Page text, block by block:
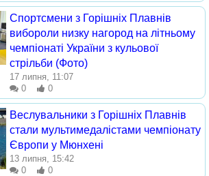
Спортсмени з Горішніх Плавнів
вибороли низку нагород на літньому
чемпіонаті України з кульової
стрільби (Фото)
17 липня, 11:07
0
0
Веслувальники з Горішніх Плавнів
стали мультимедалістами чемпіонату
Європи у Мюнхені
13 липня, 15:42
0
0